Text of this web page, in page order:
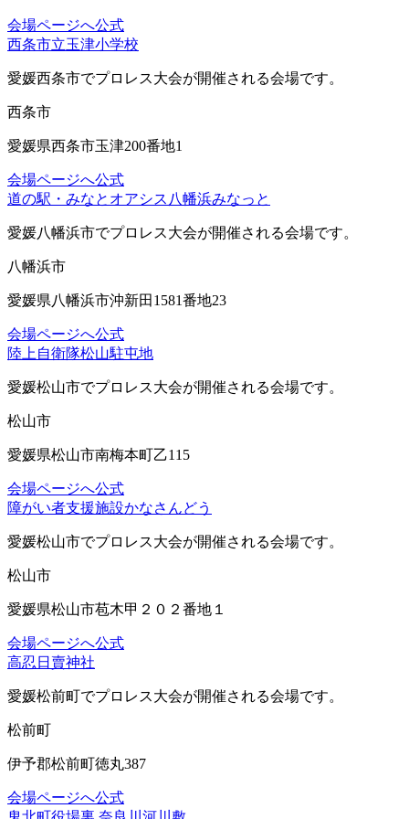
会場ページへ公式
西条市立玉津小学校
愛媛西条市でプロレス大会が開催される会場です。
西条市
愛媛県西条市玉津200番地1
会場ページへ公式
道の駅・みなとオアシス八幡浜みなっと
愛媛八幡浜市でプロレス大会が開催される会場です。
八幡浜市
愛媛県八幡浜市沖新田1581番地23
会場ページへ公式
陸上自衛隊松山駐屯地
愛媛松山市でプロレス大会が開催される会場です。
松山市
愛媛県松山市南梅本町乙115
会場ページへ公式
障がい者支援施設かなさんどう
愛媛松山市でプロレス大会が開催される会場です。
松山市
愛媛県松山市苞木甲２０２番地１
会場ページへ公式
高忍日賣神社
愛媛松前町でプロレス大会が開催される会場です。
松前町
伊予郡松前町徳丸387
会場ページへ公式